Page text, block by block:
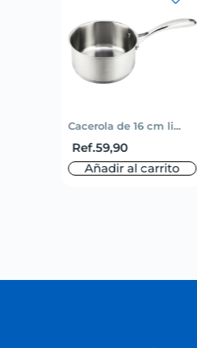
Cacerola de 16 cm li...
Ref.59,90
Añadir al carrito